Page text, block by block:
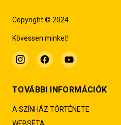
Copyright © 2024
Kövessen minket!
TOVÁBBI INFORMÁCIÓK
A SZÍNHÁZ TÖRTÉNETE